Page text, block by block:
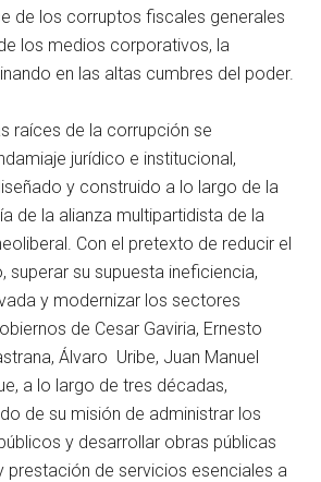
de los corruptos fiscales generales
los medios corporativos, la
en las altas cumbres del poder.
raíces de la corrupción se
jurídico e institucional,
y construido a lo largo de la
de la alianza multipartidista de la
Con el pretexto de reducir el
superar su supuesta ineficiencia,
y modernizar los sectores
de Cesar Gaviria, Ernesto
Álvaro Uribe, Juan Manuel
a lo largo de tres décadas,
de su misión de administrar los
y desarrollar obras públicas
prestación de servicios esenciales a